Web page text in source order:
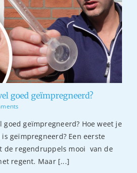
goed geïmpregneerd?
goed geïmpregneerd? Hoe weet je
geïmpregneerd? Een eerste
de regendruppels mooi van de
regent. Maar [...]